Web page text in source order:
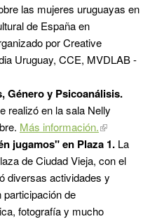
las mujeres uruguayas en
de España en
por Creative
Uruguay, CCE, MVDLAB -
Género y Psicoanálisis.
realizó en la sala Nelly
Más información.
jugamos" en Plaza 1. La
de Ciudad Vieja, con el
diversas actividades y
de
fotografía y mucho